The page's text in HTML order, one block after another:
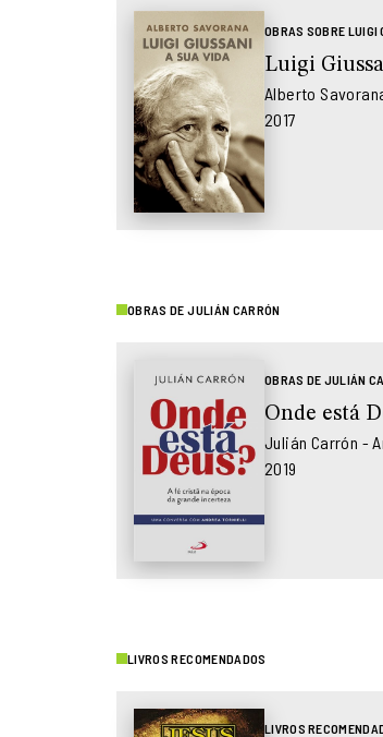
OBRAS SOBRE LUIGI
Luigi
Alberto
2017
OBRAS DE JULIÁN CARRÓN
OBRAS DE JULIÁN
Onde está
Julián Carrón -
2019
LIVROS RECOMENDADOS
LIVROS